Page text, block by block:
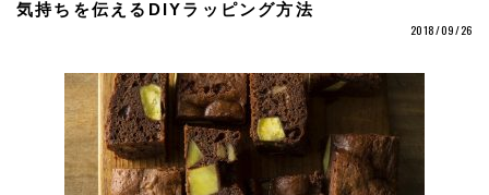
気持ちを伝えるDIYラッピング方法
2018/09/26